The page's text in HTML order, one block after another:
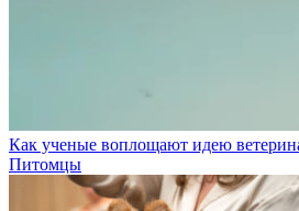
Как ученые воплощают идею
Питомцы